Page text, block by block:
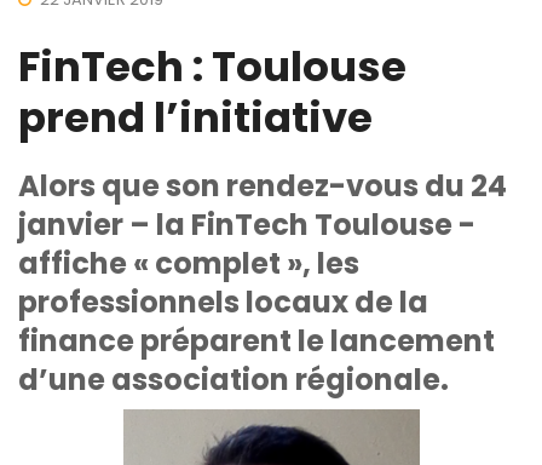
FinTech : Toulouse
prend l’initiative
Alors que son rendez-vous du 24
janvier – la FinTech Toulouse -
affiche « complet », les
professionnels locaux de la
finance préparent le lancement
d’une association régionale.